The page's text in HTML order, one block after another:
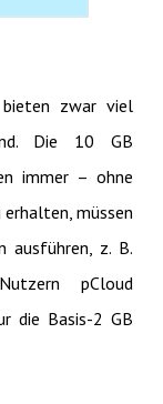
bieten zwar viel
Die 10 GB
immer – ohne
erhalten, müssen
ausführen, z. B.
pCloud
die Basis-2 GB